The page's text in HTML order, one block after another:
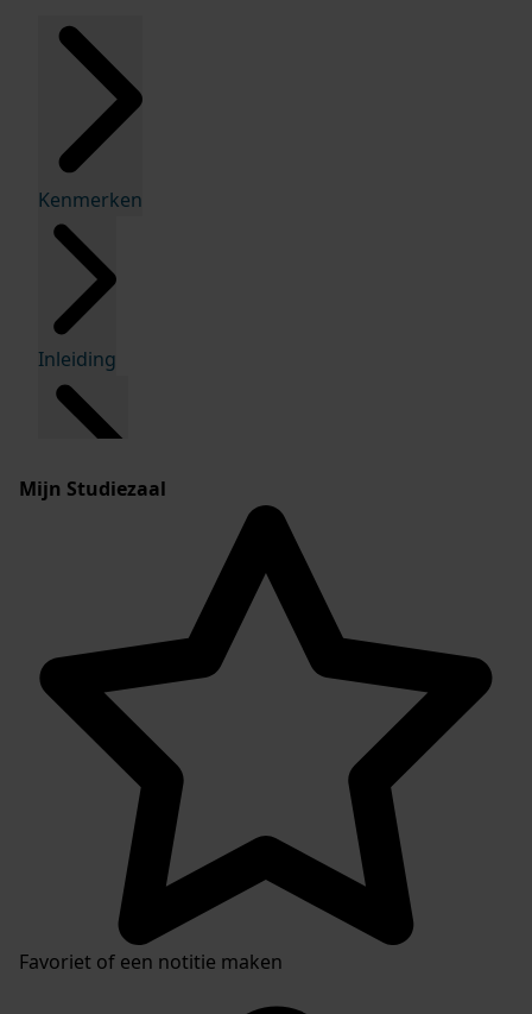
Kenmerken
Inleiding
Mijn Studiezaal
Favoriet of een notitie maken